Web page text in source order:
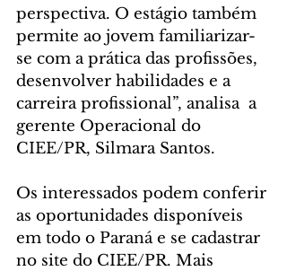
perspectiva. O estágio também
permite ao jovem familiarizar-
se com a prática das profissões,
desenvolver habilidades e a
carreira profissional”, analisa  a
gerente Operacional do
CIEE/PR, Silmara Santos.
Os interessados podem conferir
as oportunidades disponíveis
em todo o Paraná e se cadastrar
no site do CIEE/PR. Mais